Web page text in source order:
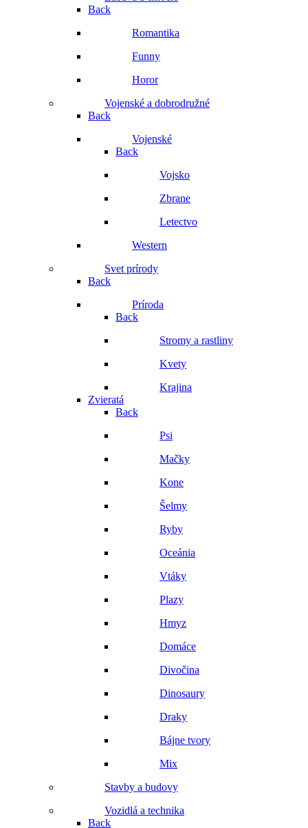
Back
Romantika
Funny
Horor
Vojenské a dobrodružné
Back
Vojenské
Back
Vojsko
Zbrane
Letectvo
Western
Svet prírody
Back
Príroda
Back
Stromy a rastliny
Kvety
Krajina
Zvieratá
Back
Psi
Mačky
Kone
Šelmy
Ryby
Oceánia
Vtáky
Plazy
Hmyz
Domáce
Divočina
Dinosaury
Draky
Bájne tvory
Mix
Stavby a budovy
Vozidlá a technika
Back